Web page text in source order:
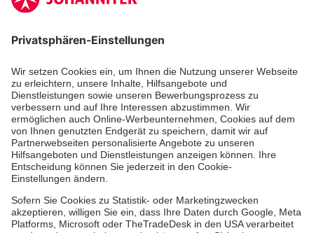
Zertifizierung der Johanniter-Unfall-Hilfe e.V.
Die Johanniter GmbH führt das Spendenzertifikat
des Deutschen Spendenrats e.V.